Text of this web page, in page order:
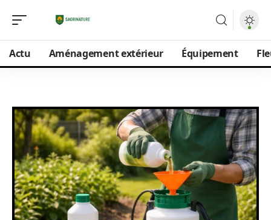
Actu Aménagement extérieur Équipement